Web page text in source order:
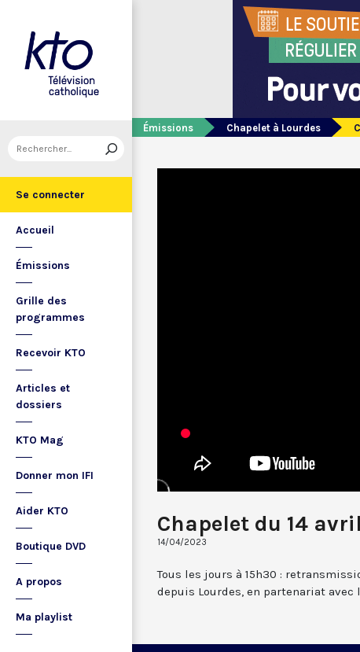
Se connecter
Accueil
Émissions
Grille des
programmes
Recevoir KTO
Articles et
dossiers
KTO Mag
Donner mon IFI
Aider KTO
Boutique DVD
A propos
Ma playlist
Émissions Chapelet à Lourdes
Chapelet du 14
14/04/2023
Tous les jours à 15h30 :
depuis Lourdes, en partenariat avec